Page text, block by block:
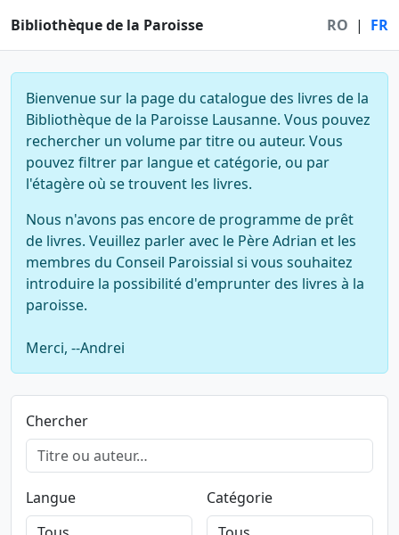
Bibliothèque de la Paroisse RO | FR
Bienvenue sur la page du catalogue des livres de la
Bibliothèque de la Paroisse Lausanne. Vous pouvez
rechercher un volume par titre ou auteur. Vous
pouvez filtrer par langue et catégorie, ou par
l'étagère où se trouvent les livres.
Nous n'avons pas encore de programme de prêt
de livres. Veuillez parler avec le Père Adrian et les
membres du Conseil Paroissial si vous souhaitez
introduire la possibilité d'emprunter des livres à la
paroisse.
Merci, --Andrei
Chercher
Langue Catégorie